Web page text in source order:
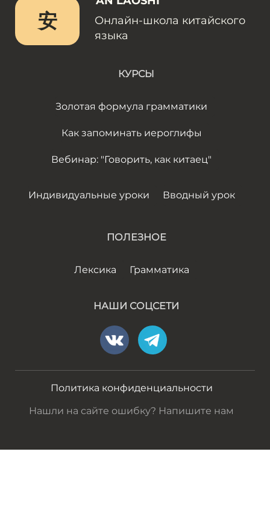
安
Онлайн-школа китайского
языка
КУРСЫ
Золотая формула грамматики
Как запоминать иероглифы
Вебинар: "Говорить, как китаец"
Индивидуальные уроки Вводный урок
ПОЛЕЗНОЕ
Лексика Грамматика
НАШИ СОЦСЕТИ
Политика конфиденциальности
Нашли на сайте ошибку? Напишите нам